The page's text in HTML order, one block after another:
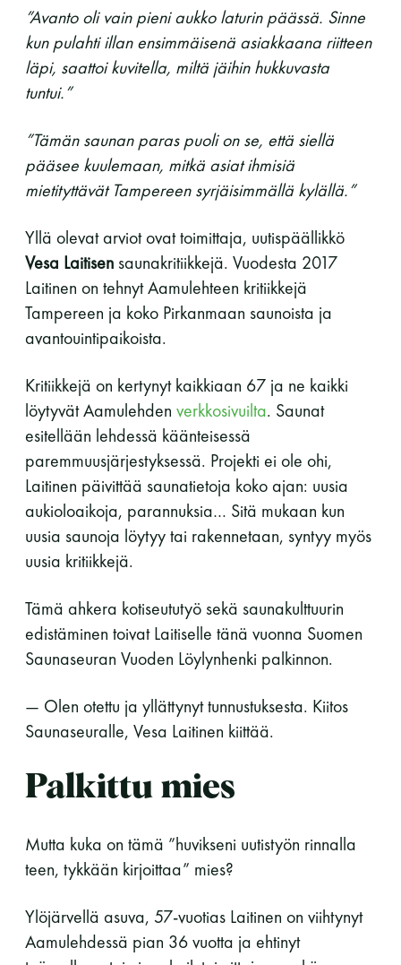
Suomen Saunaseura ry
(saunojen aukioloaikana)
Y-tunnus: 0116872-9
Tietosuojaseloste
YHTEYSTIEDOT
Saunaseuran tarkoitus
Suomen Saunaseura vaalii perinteisiä, kohteliaita
saunomistapoja, joiden perustana on toisten
saunarauhan kunnioittaminen. Seura vaalii
saunakulttuuria ja pyrkii kehittämään suomalaista
saunaa ja edistämään sitä koskevaa tutkimusta.
”Avanto oli vain pieni aukko laturin päässä. Sinne
kun pulahti illan ensimmäisenä asiakkaana riitteen
läpi, saattoi kuvitella, miltä jäihin hukkuvasta
tuntui.”
”Tämän saunan paras puoli on se, että siellä
pääsee kuulemaan, mitkä asiat ihmisiä
mietityttävät Tampereen syrjäisimmällä kylällä.”
Yllä olevat arviot ovat toimittaja, uutispäällikkö
Vesa Laitisen saunakritiikkejä. Vuodesta 2017
Laitinen on tehnyt Aamulehteen kritiikkejä
Tampereen ja koko Pirkanmaan saunoista ja
avantouintipaikoista.
Kritiikkejä on kertynyt kaikkiaan 67 ja ne kaikki
löytyvät Aamulehden verkkosivuilta. Saunat
esitellään lehdessä käänteisessä
paremmuusjärjestyksessä. Projekti ei ole ohi,
Laitinen päivittää saunatietoja koko ajan: uusia
aukioloaikoja, parannuksia… Sitä mukaan kun
uusia saunoja löytyy tai rakennetaan, syntyy myös
uusia kritiikkejä.
Tämä ahkera kotiseututyö sekä saunakulttuurin
edistäminen toivat Laitiselle tänä vuonna Suomen
Saunaseuran Vuoden Löylynhenki palkinnon.
— Olen otettu ja yllättynyt tunnustuksesta. Kiitos
Saunaseuralle, Vesa Laitinen kiittää.
Palkittu mies
Mutta kuka on tämä ”huvikseni uutistyön rinnalla
teen, tykkään kirjoittaa” mies?
Ylöjärvellä asuva, 57-vuotias Laitinen on viihtynyt
Aamulehdessä pian 36 vuotta ja ehtinyt